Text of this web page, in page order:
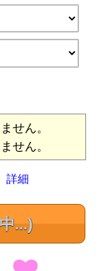
せん。
せん。
詳細
...)